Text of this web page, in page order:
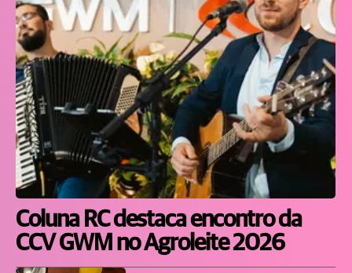
Coluna RC destaca encontro da
CCV GWM no Agroleite 2026